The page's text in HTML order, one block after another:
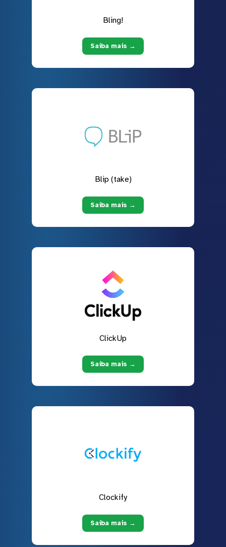
Bling!
Saiba mais →
Blip (take)
Saiba mais →
ClickUp
Saiba mais →
Clockify
Saiba mais →